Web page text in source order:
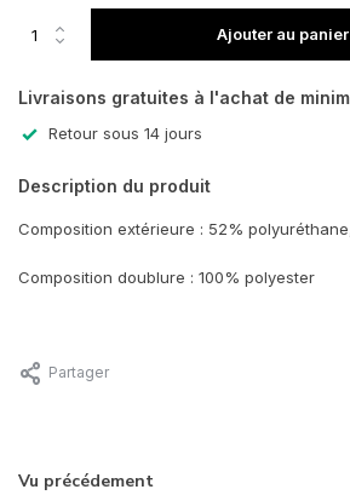
Ajouter au panier
Livraisons gratuites à l'achat de
Retour sous 14 jours
Description du produit
Composition extérieure : 52%
Composition doublure : 100% polyester
Partager
Vu précédement